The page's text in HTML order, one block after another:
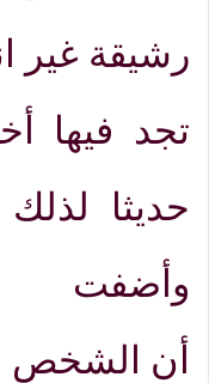
رشيقة غير
تجد فيها
حديثا
وأضفت
أن الشخص